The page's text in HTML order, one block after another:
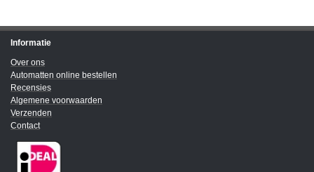
Informatie
Over ons
Automatten online bestellen
Recensies
Algemene voorwaarden
Verzenden
Contact